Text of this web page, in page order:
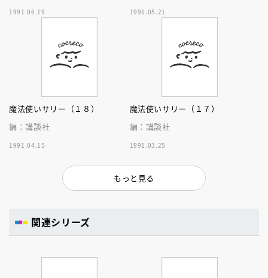
1991.06.19 1991.05.21
魔法使いサリー（１８）
編：講談社
1991.04.15
魔法使いサリー（１７）
編：講談社
1991.03.25
もっと見る
関連シリーズ